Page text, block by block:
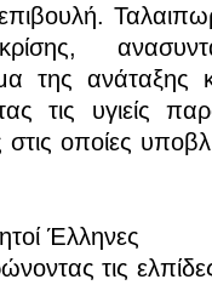
της ανάταξης
τις υγιείς
στις οποίες
Έλληνες
τις